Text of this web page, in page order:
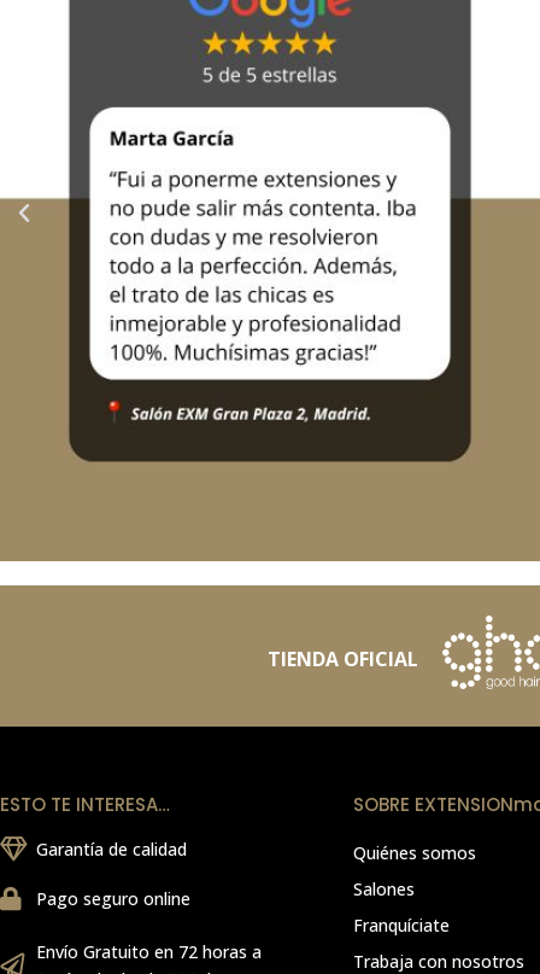
TIENDA OFICIAL
ESTO TE INTERESA…
Garantía de calidad
Pago seguro online
Envío Gratuito en 72 horas a
SOBRE
Quiénes somos
Salones
Franquíciate
Trabaja con nosotros